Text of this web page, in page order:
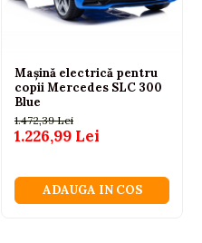
Mașină electrică pentru
copii Mercedes SLC 300
Blue
1.472,39 Lei
1.226,99 Lei
ADAUGA IN COS